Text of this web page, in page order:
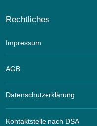
Rechtliches
Impressum
AGB
Datenschutzerklärung
Kontaktstelle nach DSA